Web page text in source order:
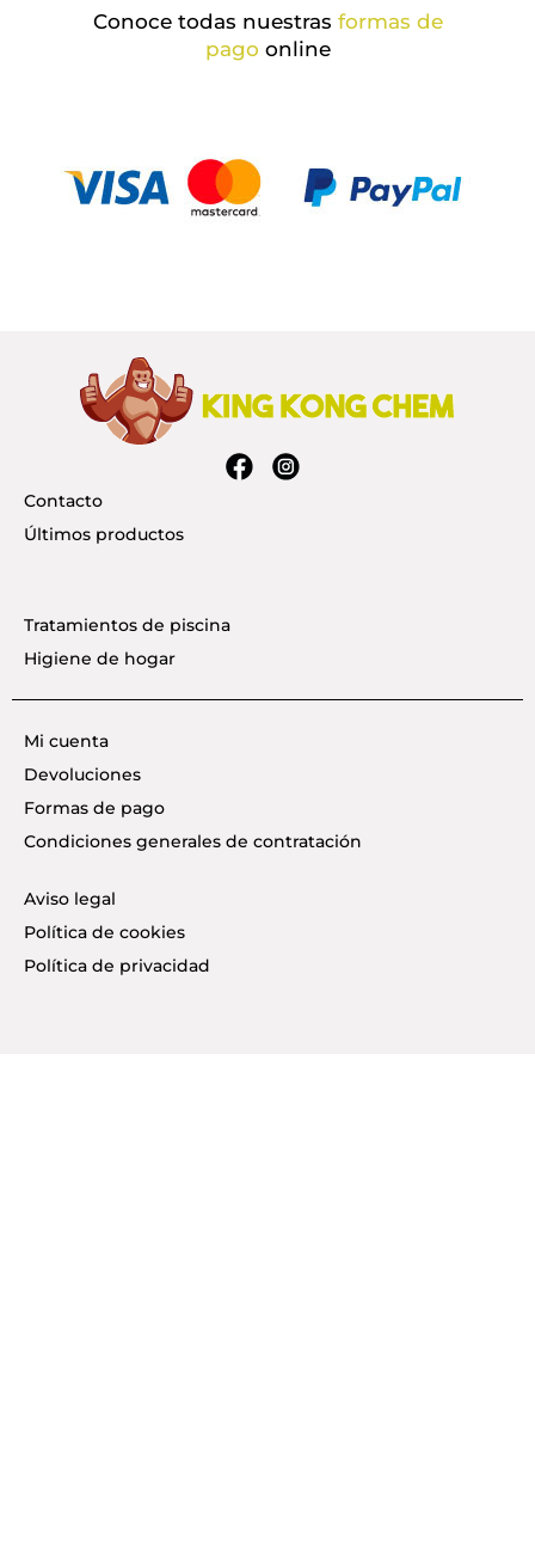
Conoce todas nuestras formas de
pago online
Contacto
Últimos productos
Tratamientos de piscina
Higiene de hogar
Mi cuenta
Devoluciones
Formas de pago
Condiciones generales de contratación
Aviso legal
Política de cookies
Política de privacidad